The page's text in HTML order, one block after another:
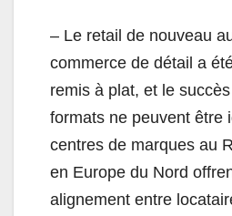
– Le retail de nouveau
commerce de détail a
remis à plat, et le
formats ne peuvent être
centres de marques au
en Europe du Nord
alignement entre